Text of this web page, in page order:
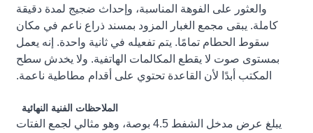
والعثور على الفوهة المناسبة، وإحداث ضجيج لمدة دقيقة
كاملة. يبقى مجمع الغبار المزود بمسند ذراع ناعم في مكان
سقوط الحطام تمامًا. يتم تفعيله في ثانية واحدة. إنه يعمل
بمستوى صوت لا يقطع المكالمات الهاتفية. ولا يخدش سطح
المكتب أبدًا لأن القاعدة تحتوي على أقدام مطاطية ناعمة.
الملاحظات الفنية النهائية
يبلغ عرض مدخل الشفط 4.5 بوصة، وهو مثالي لجمع الفتات